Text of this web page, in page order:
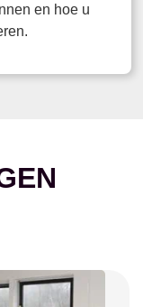
en hoe u